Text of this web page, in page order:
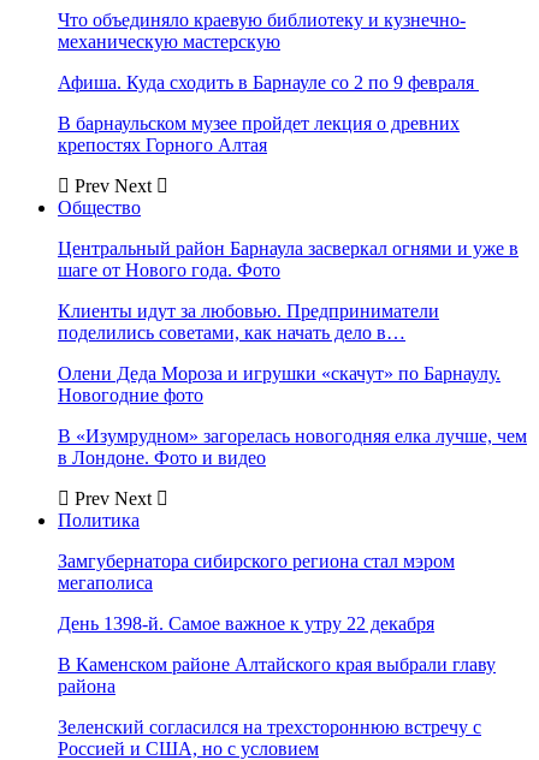
Что объединяло краевую библиотеку и кузнечно-
механическую мастерскую
Афиша. Куда сходить в Барнауле со 2 по 9 февраля
В барнаульском музее пройдет лекция о древних
крепостях Горного Алтая
Prev Next
Общество
Центральный район Барнаула засверкал огнями и уже в
шаге от Нового года. Фото
Клиенты идут за любовью. Предприниматели
поделились советами, как начать дело в…
Олени Деда Мороза и игрушки «скачут» по Барнаулу.
Новогодние фото
В «Изумрудном» загорелась новогодняя елка лучше, чем
в Лондоне. Фото и видео
Prev Next
Политика
Замгубернатора сибирского региона стал мэром
мегаполиса
День 1398-й. Самое важное к утру 22 декабря
В Каменском районе Алтайского края выбрали главу
района
Зеленский согласился на трехстороннюю встречу с
Россией и США, но с условием